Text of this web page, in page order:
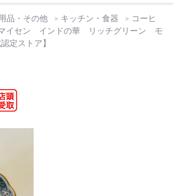
品・その他 キッチン・食器
コーヒ
イセン インドの華 リッチグリーン モ
定ストア】